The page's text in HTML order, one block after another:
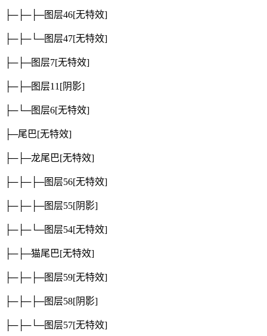
├─├─├─图层46[无特效]
├─├─└─图层47[无特效]
├─├─图层7[无特效]
├─├─图层11 [阴影]
├─└─图层6[无特效]
├─尾巴[无特效]
├─├─龙尾巴[无特效]
├─├─├─图层56[无特效]
├─├─├─图层55[阴影]
├─├─└─图层54[无特效]
├─├─猫尾巴[无特效]
├─├─├─图层59[无特效]
├─├─├─图层58[阴影]
├─├─└─图层57[无特效]